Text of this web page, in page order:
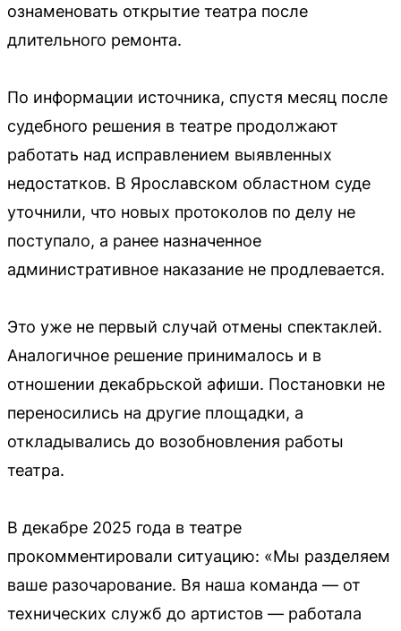
ознаменовать открытие театра после
длительного ремонта.
По информации источника, спустя месяц после
судебного решения в театре продолжают
работать над исправлением выявленных
недостатков. В Ярославском областном суде
уточнили, что новых протоколов по делу не
поступало, а ранее назначенное
административное наказание не продлевается.
Это уже не первый случай отмены спектаклей.
Аналогичное решение принималось и в
отношении декабрьской афиши. Постановки не
переносились на другие площадки, а
откладывались до возобновления работы
театра.
В декабре 2025 года в театре
прокомментировали ситуацию: «Мы разделяем
ваше разочарование. Вя наша команда — от
технических служб до артистов — работала